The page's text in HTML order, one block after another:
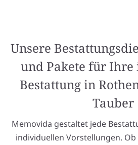
Unsere
und Pakete für
Bestattung in
Tauber
Memovida gestaltet jede
individuellen Vorstellungen. Ob